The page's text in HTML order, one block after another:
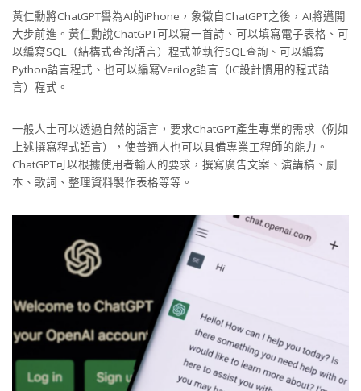
黃仁勳將ChatGPT譽為AI的iPhone，象徵自ChatGPT之後，AI將邁開
大步前進。黃仁勳說ChatGPT可以寫一首詩、可以填寫電子表格、可
以編寫SQL（結構式查詢語言）程式並執行SQL查詢、可以編寫
Python語言程式、也可以編寫Verilog語言（IC設計慣用的程式語
言）程式。
一般人士可以透過自然的語言，要求ChatGPT產生專業的需求（例如
上述撰寫程式語言），使普通人也可以具備專業工程師的能力。
ChatGPT可以根據使用者輸入的要求，撰寫廣告文案、演講稿、劇
本、歌詞、整理資料製作表格等等。